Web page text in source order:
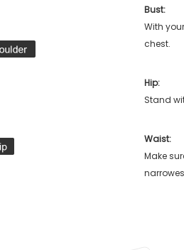
Bust:
With
chest.
Hip:
Stand
Waist:
Make